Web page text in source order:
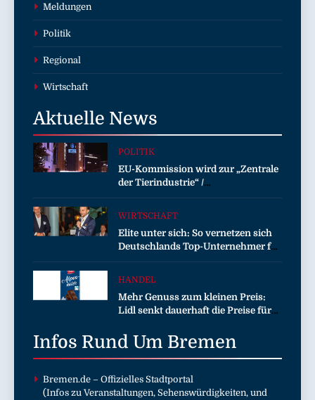
Meldungen
Politik
Regional
Wirtschaft
Aktuelle News
POLITIK
EU-Kommission wird zur „Zentrale
der Tierindustrie“ /
Tierschutzorganisation Animal
Brüssel die Nähe der EU-
Kommission zur Tierindustrie an
WIRTSCHAFT
Elite unter sich: So vernetzen sich
Deutschlands Top-Unternehmer für
die Zukunft
HANDEL
Mehr Genuss zum kleinen Preis:
Lidl senkt dauerhaft die Preise für
jetzt bis zu 13 Prozent günstiger
Infos Rund Um Bremen
Bremen.de – Offizielles Stadtportal
(Infos zu Veranstaltungen, Sehenswürdigkeiten, und